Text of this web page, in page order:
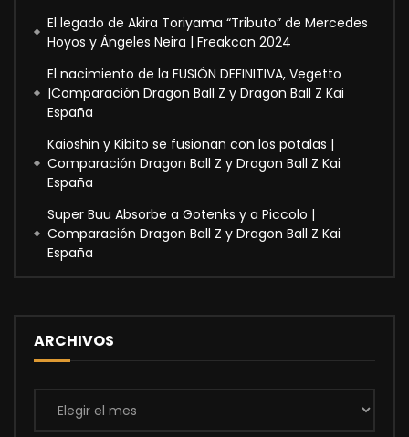
El legado de Akira Toriyama “Tributo” de Mercedes
Hoyos y Ángeles Neira | Freakcon 2024
El nacimiento de la FUSIÓN DEFINITIVA, Vegetto
|Comparación Dragon Ball Z y Dragon Ball Z Kai
España
Kaioshin y Kibito se fusionan con los potalas |
Comparación Dragon Ball Z y Dragon Ball Z Kai
España
Super Buu Absorbe a Gotenks y a Piccolo |
Comparación Dragon Ball Z y Dragon Ball Z Kai
España
ARCHIVOS
Archivos